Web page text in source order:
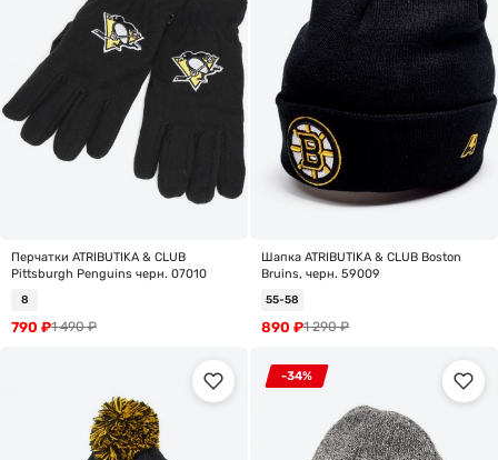
Перчатки ATRIBUTIKA & CLUB
Pittsburgh Penguins черн. 07010
8
1 490₽
790 ₽
Шапка ATRIBUTIKA & CLUB Boston
Bruins, черн. 59009
55-58
1 290₽
890 ₽
-34%